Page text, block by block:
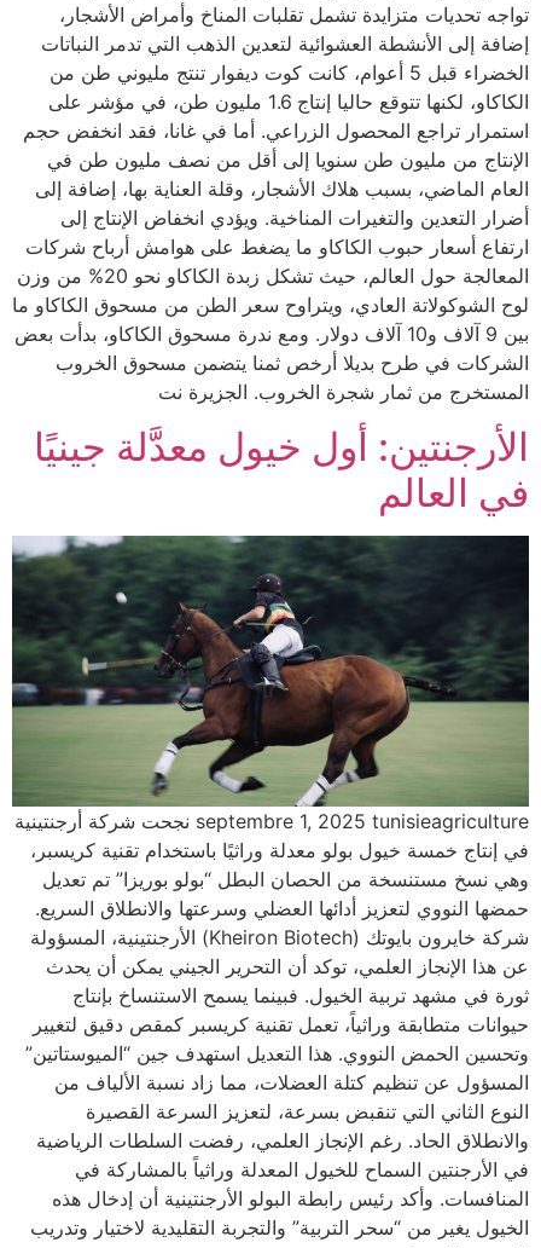
تواجه تحديات متزايدة تشمل تقلبات المناخ وأمراض الأشجار،
إضافة إلى الأنشطة العشوائية لتعدين الذهب التي تدمر النباتات
الخضراء قبل 5 أعوام، كانت كوت ديفوار تنتج مليوني طن من
الكاكاو، لكنها تتوقع حاليا إنتاج 1.6 مليون طن، في مؤشر على
استمرار تراجع المحصول الزراعي. أما في غانا، فقد انخفض حجم
الإنتاج من مليون طن سنويا إلى أقل من نصف مليون طن في
العام الماضي، بسبب هلاك الأشجار، وقلة العناية بها، إضافة إلى
أضرار التعدين والتغيرات المناخية. ويؤدي انخفاض الإنتاج إلى
ارتفاع أسعار حبوب الكاكاو ما يضغط على هوامش أرباح شركات
المعالجة حول العالم، حيث تشكل زبدة الكاكاو نحو 20% من وزن
لوح الشوكولاتة العادي، ويتراوح سعر الطن من مسحوق الكاكاو ما
بين 9 آلاف و10 آلاف دولار. ومع ندرة مسحوق الكاكاو، بدأت بعض
الشركات في طرح بديلا أرخص ثمنا يتضمن مسحوق الخروب
المستخرج من ثمار شجرة الخروب. الجزيرة نت
الأرجنتين: أول خيول معدَّلة جينيًا
في العالم
septembre 1, 2025 tunisieagriculture نجحت شركة أرجنتينية
في إنتاج خمسة خيول بولو معدلة وراثيًا باستخدام تقنية كريسبر،
وهي نسخ مستنسخة من الحصان البطل “بولو بوريزا” تم تعديل
حمضها النووي لتعزيز أدائها العضلي وسرعتها والانطلاق السريع.
شركة خايرون بايوتك (Kheiron Biotech) الأرجنتينية، المسؤولة
عن هذا الإنجاز العلمي، توكد أن التحرير الجيني يمكن أن يحدث
ثورة في مشهد تربية الخيول. فبينما يسمح الاستنساخ بإنتاج
حيوانات متطابقة وراثياً، تعمل تقنية كريسبر كمقص دقيق لتغيير
وتحسين الحمض النووي. هذا التعديل استهدف جين “الميوستاتين”
المسؤول عن تنظيم كتلة العضلات، مما زاد نسبة الألياف من
النوع الثاني التي تنقبض بسرعة، لتعزيز السرعة القصيرة
والانطلاق الحاد. رغم الإنجاز العلمي، رفضت السلطات الرياضية
في الأرجنتين السماح للخيول المعدلة وراثياً بالمشاركة في
المنافسات. وأكد رئيس رابطة البولو الأرجنتينية أن إدخال هذه
الخيول يغير من “سحر التربية” والتجربة التقليدية لاختيار وتدريب